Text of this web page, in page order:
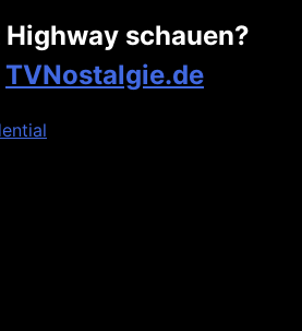
schauen?
TVNostalgie.de